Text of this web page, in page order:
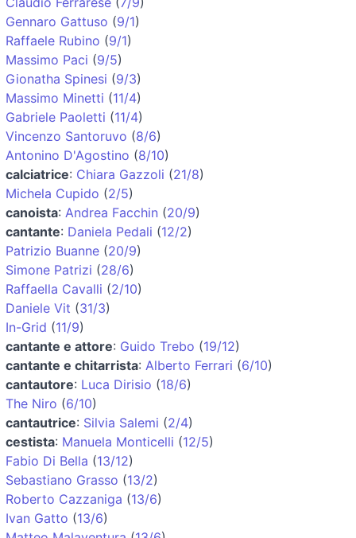
Gennaro Gattuso (9/1)
Raffaele Rubino (9/1)
Massimo Paci (9/5)
Gionatha Spinesi (9/3)
Massimo Minetti (11/4)
Gabriele Paoletti (11/4)
Vincenzo Santoruvo (8/6)
Antonino D'Agostino (8/10)
calciatrice: Chiara Gazzoli (21/8)
Michela Cupido (2/5)
canoista: Andrea Facchin (20/9)
cantante: Daniela Pedali (12/2)
Patrizio Buanne (20/9)
Simone Patrizi (28/6)
Raffaella Cavalli (2/10)
Daniele Vit (31/3)
In-Grid (11/9)
cantante e attore: Guido Trebo (19/12)
cantante e chitarrista: Alberto Ferrari (6/10)
cantautore: Luca Dirisio (18/6)
The Niro (6/10)
cantautrice: Silvia Salemi (2/4)
cestista: Manuela Monticelli (12/5)
Fabio Di Bella (13/12)
Sebastiano Grasso (13/2)
Roberto Cazzaniga (13/6)
Ivan Gatto (13/6)